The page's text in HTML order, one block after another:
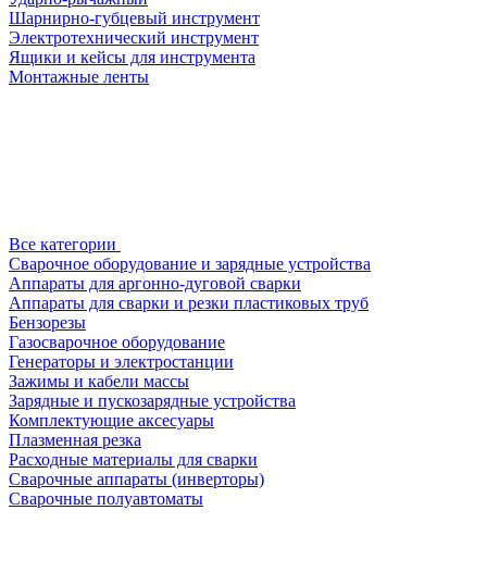
Шарнирно-губцевый инструмент
Электротехнический инструмент
Ящики и кейсы для инструмента
Монтажные ленты
Все категории
Сварочное оборудование и зарядные устройства
Аппараты для аргонно-дуговой сварки
Аппараты для сварки и резки пластиковых труб
Бензорезы
Газосварочное оборудование
Генераторы и электростанции
Зажимы и кабели массы
Зарядные и пускозарядные устройства
Комплектующие аксесуары
Плазменная резка
Расходные материалы для сварки
Сварочные аппараты (инверторы)
Сварочные полуавтоматы